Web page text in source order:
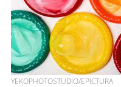
YEKOPHOTOSTUDIO/EPICTURA